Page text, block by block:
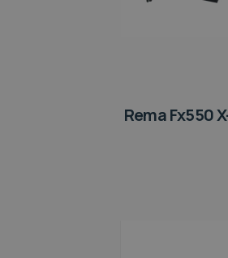
Rema Fx550